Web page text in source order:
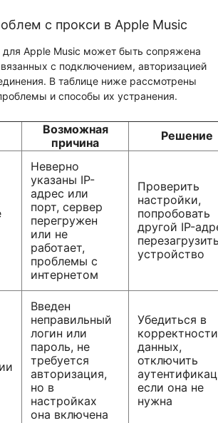
с прокси в Apple Music
для Apple Music может быть сопряжена
с подключением, авторизацией
В таблице ниже рассмотрены
и способы их устранения.
Возможная
причина
Решение
Неверно
указаны IP-
адрес или
порт, сервер
перегружен
или не
работает,
проблемы с
интернетом
Проверить
настройки,
попробовать
другой IP-
устройство
Введен
неправильный
логин или
пароль, не
требуется
авторизация,
но в
настройках
она включена
Убедиться в
корректности
данных,
отключить
если она не
нужна